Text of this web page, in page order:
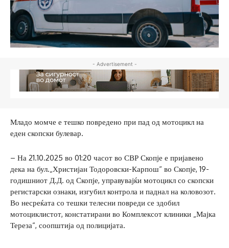
- Advertisement -
Младо момче е тешко повредено при пад од мотоцикл на
еден скопски булевар.
– На 21.10.2025 во 01:20 часот во СВР Скопје е пријавено
дека на бул.„Христијан Тодоровски-Карпош“ во Скопје, 19-
годишниот Д.Д. од Скопје, управувајќи мотоцикл со скопски
регистарски ознаки, изгубил контрола и паднал на коловозот.
Во несреќата со тешки телесни повреди се здобил
мотоциклистот, констатирани во Комплексот клиники „Мајка
Тереза“, соопштија од полицијата.